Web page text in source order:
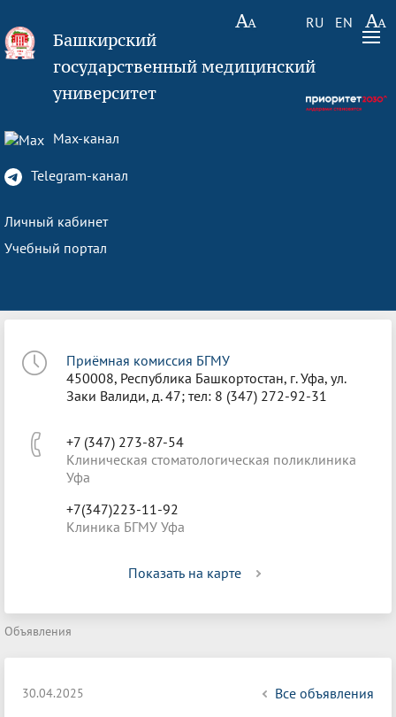
RU EN
Башкирский
государственный медицинский
университет
Max-канал
Telegram-канал
Личный кабинет
Учебный портал
Приёмная комиссия БГМУ
450008, Республика Башкортостан, г. Уфа, ул.
Заки Валиди, д. 47; тел: 8 (347) 272-92-31
+7 (347) 273-87-54
Клиническая стоматологическая поликлиника
Уфа
+7(347)223-11-92
Клиника БГМУ Уфа
Показать на карте
Объявления
30.04.2025 Все объявления